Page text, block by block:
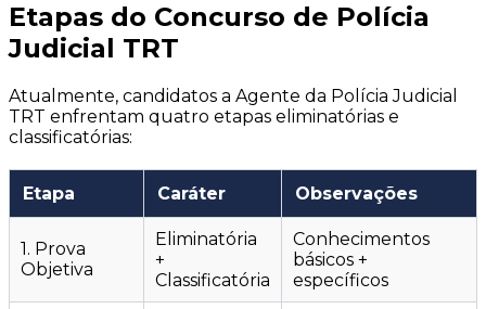
Etapas do Concurso de Polícia
Judicial TRT
Atualmente, candidatos a Agente da Polícia Judicial
TRT enfrentam quatro etapas eliminatórias e
classificatórias:
Etapa Caráter Observações
1. Prova
Objetiva
Eliminatória
+
Classificatória
Conhecimentos
básicos +
específicos